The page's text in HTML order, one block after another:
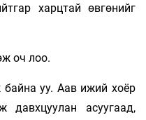
харцтай өвгөнийг
оч­ лоо.
уу. Аав ижий хоёр
асуугаад,